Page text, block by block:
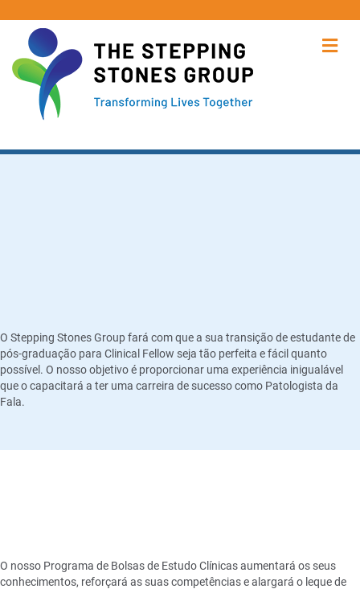
O Stepping Stones Group fará com que a sua transição de estudante de
pós-graduação para Clinical Fellow seja tão perfeita e fácil quanto
possível. O nosso objetivo é proporcionar uma experiência inigualável
que o capacitará a ter uma carreira de sucesso como Patologista da
Fala.
O nosso Programa de Bolsas de Estudo Clínicas aumentará os seus
conhecimentos, reforçará as suas competências e alargará o leque de